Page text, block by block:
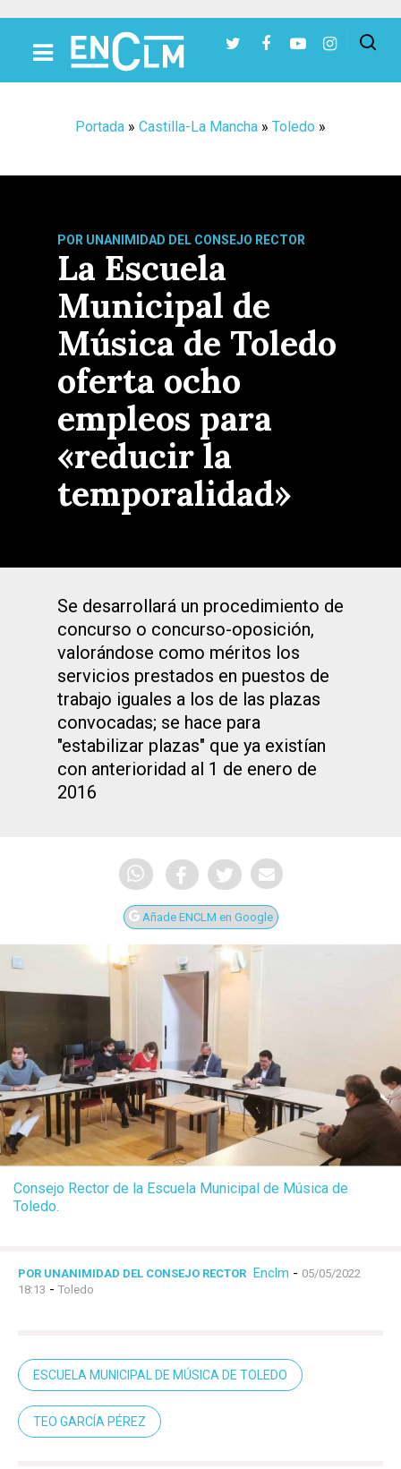
Portada » Castilla-La Mancha » Toledo »
POR UNANIMIDAD DEL CONSEJO RECTOR
La Escuela
Municipal de
Música de Toledo
oferta ocho
empleos para
«reducir la
temporalidad»
Se desarrollará un procedimiento de
concurso o concurso-oposición,
valorándose como méritos los
servicios prestados en puestos de
trabajo iguales a los de las plazas
convocadas; se hace para
"estabilizar plazas" que ya existían
con anterioridad al 1 de enero de
2016
Añade ENCLM en Google
Consejo Rector de la Escuela Municipal de Música de
Toledo.
POR UNANIMIDAD DEL CONSEJO RECTOR Enclm - 05/05/2022
18:13 - Toledo
ESCUELA MUNICIPAL DE MÚSICA DE TOLEDO
TEO GARCÍA PÉREZ